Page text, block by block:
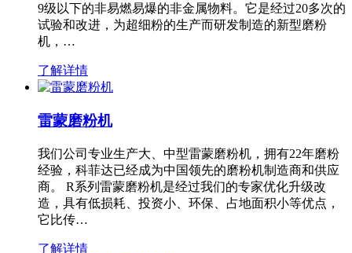
9级以下的非易燃易爆的非金属物料。它是经过20多次的
试验和改进，为超细粉的生产而研发制造的新型磨粉
机，…
了解详情
雷蒙磨粉机
我们公司专业生产大、中型雷蒙磨粉机，拥有22年磨粉
经验，科菲达已经成为中国领先的磨粉机制造商和供应
商。 R系列雷蒙磨粉机是经过我们的专家优化升级改
造，具有低损耗、投资小、环保、占地面积小等优点，
它比传…
了解详情